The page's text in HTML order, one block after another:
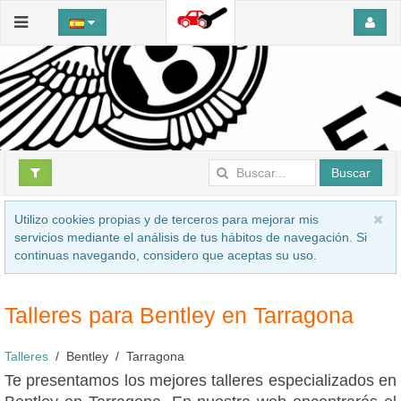
Buscar
Utilizo cookies propias y de terceros para mejorar mis
servicios mediante el análisis de tus hábitos de navegación. Si
continuas navegando, considero que aceptas su uso.
Talleres para Bentley en Tarragona
Talleres Bentley Tarragona
Te presentamos los mejores talleres especializados en